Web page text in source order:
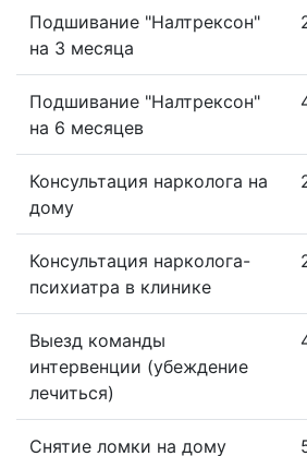
Подшивание "Налтрексон"
на 3 месяца
Подшивание "Налтрексон"
на 6 месяцев
Консультация нарколога на
дому
Консультация нарколога-
психиатра в клинике
Выезд команды
интервенции (убеждение
лечиться)
Снятие ломки на дому